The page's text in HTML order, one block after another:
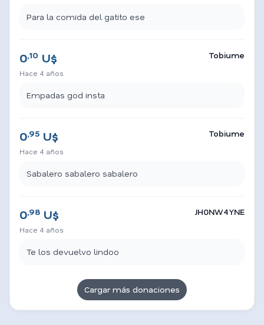
Para la comida del gatito ese
0,10 U$
Hace 4 años
Tobiume
Empadas god insta
0,95 U$
Hace 4 años
Tobiume
Sabalero sabalero sabalero
0,98 U$
Hace 4 años
JH0NW4YNE
Te los devuelvo lindoo
Cargar más donaciones